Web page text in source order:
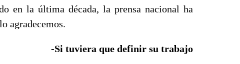
en la última década, la prensa nacional ha
agradecemos.
-Si tuviera que definir su trabajo